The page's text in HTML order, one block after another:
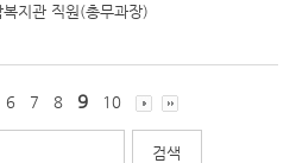
지관 직원(총무과장)
6 7 8 9 10